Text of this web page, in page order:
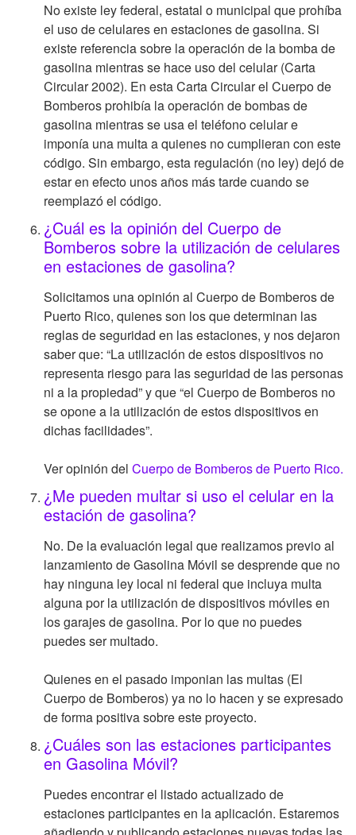
No existe ley federal, estatal o municipal que prohíba
el uso de celulares en estaciones de gasolina. Si
existe referencia sobre la operación de la bomba de
gasolina mientras se hace uso del celular (Carta
Circular 2002). En esta Carta Circular el Cuerpo de
Bomberos prohibía la operación de bombas de
gasolina mientras se usa el teléfono celular e
imponía una multa a quienes no cumplieran con este
código. Sin embargo, esta regulación (no ley) dejó de
estar en efecto unos años más tarde cuando se
reemplazó el código.
¿Cuál es la opinión del Cuerpo de
Bomberos sobre la utilización de celulares
en estaciones de gasolina?
Solicitamos una opinión al Cuerpo de Bomberos de
Puerto Rico, quienes son los que determinan las
reglas de seguridad en las estaciones, y nos dejaron
saber que: “La utilización de estos dispositivos no
representa riesgo para las seguridad de las personas
ni a la propiedad” y que “el Cuerpo de Bomberos no
se opone a la utilización de estos dispositivos en
dichas facilidades”.
Ver opinión del Cuerpo de Bomberos de Puerto Rico.
¿Me pueden multar si uso el celular en la
estación de gasolina?
No. De la evaluación legal que realizamos previo al
lanzamiento de Gasolina Móvil se desprende que no
hay ninguna ley local ni federal que incluya multa
alguna por la utilización de dispositivos móviles en
los garajes de gasolina. Por lo que no puedes
puedes ser multado.
Quienes en el pasado imponian las multas (El
Cuerpo de Bomberos) ya no lo hacen y se expresado
de forma positiva sobre este proyecto.
¿Cuáles son las estaciones participantes
en Gasolina Móvil?
Puedes encontrar el listado actualizado de
estaciones participantes en la aplicación. Estaremos